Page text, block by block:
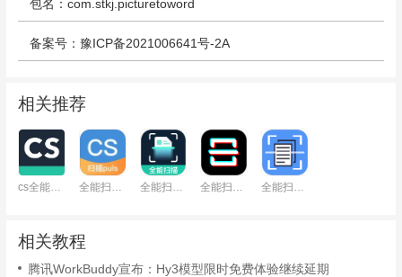
包名：com.stkj.picturetoword
备案号：豫ICP备2021006641号-2A
相关推荐
cs全能扫描王 全能扫描plus 全能扫描王 全能扫描王 全能扫描君
相关教程
腾讯WorkBuddy宣布：Hy3模型限时免费体验继续延期